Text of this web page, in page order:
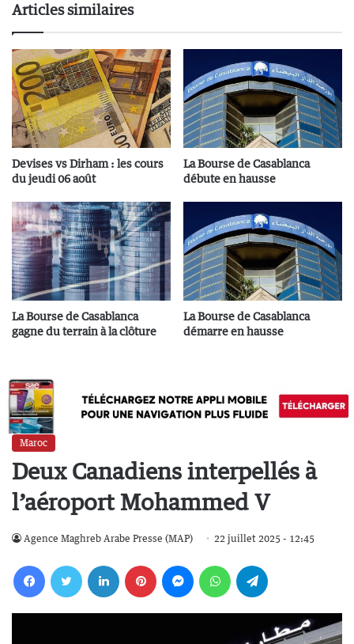
Articles similaires
Devises vs Dirham : les cours
du jeudi 06 août
La Bourse de Casablanca
débute en hausse
La Bourse de Casablanca
gagne du terrain à la clôture
La Bourse de Casablanca
démarre en hausse